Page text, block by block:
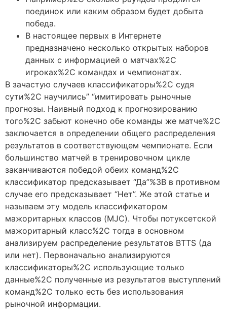
поединок или каким образом будет добыта
победа.
В настоящее первых в Интернете
предназначено несколько открытых наборов
данных с информацией о матчах%2C
игроках%2C командах и чемпионатах.
В зачастую случаев классификаторы%2C судя
сути%2C научились” “имитировать рыночные
прогнозы. Наивный подход к прогнозированию
того%2C забьют конечно обе команды же матче%2C
заключается в определении общего распределения
результатов в соответствующем чемпионате. Если
большинство матчей в тренировочном цикле
заканчиваются победой обеих команд%2C
классификатор предсказывает “Да”%3B в противном
случае его предсказывает “Нет”. Же этой статье и
называем эту модель классификатором
мажоритарных классов (MJC). Чтобы потуксетской
мажоритарный класс%2C тогда в основном
анализируем распределение результатов BTTS (да
или нет). Первоначально анализируются
классификаторы%2C использующие только
данные%2C полученные из результатов выступлений
команд%2C только есть без использования
рыночной информации.